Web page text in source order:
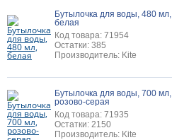
Бутылочка для воды, 480 мл,
белая
Код товара: 71954
Остатки: 385
Производитель: Kite
Бутылочка для воды, 700 мл,
розово-серая
Код товара: 71935
Остатки: 2150
Производитель: Kite